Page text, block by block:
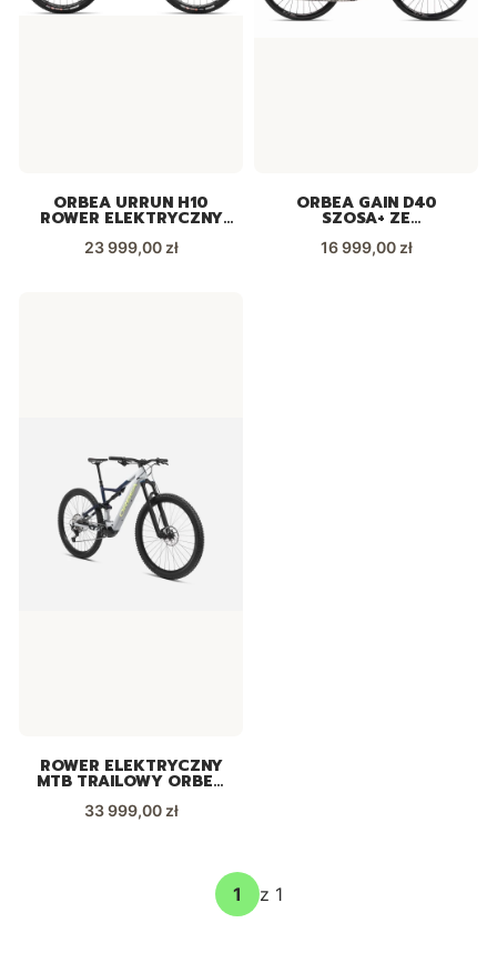
ORBEA URRUN H10
ROWER ELEKTRYCZNY
Cena
23 999,00 zł
ORBEA GAIN D40
SZOSA+ ZE
ELEKTRYCZNYM
Cena
16 999,00 zł
ROWER ELEKTRYCZNY
MTB TRAILOWY ORBEA
Cena
33 999,00 zł
z 1